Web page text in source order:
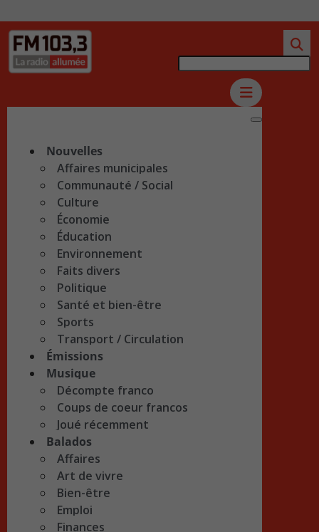
Nouvelles
Affaires municipales
Communauté / Social
Culture
Économie
Éducation
Environnement
Faits divers
Politique
Santé et bien-être
Sports
Transport / Circulation
Émissions
Musique
Décompte franco
Coups de coeur francos
Joué récemment
Balados
Affaires
Art de vivre
Bien-être
Emploi
Finances